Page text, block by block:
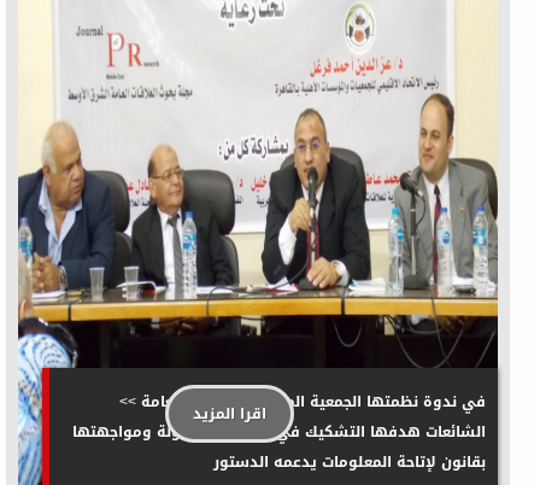
في ندوة نظمتها الجمعية المصرية للعلاقات العامة >>
الشائعات هدفها التشكيك في مؤسسات الدولة ومواجهتها
بقانون لإتاحة المعلومات يدعمه الدستور
اقرا المزيد